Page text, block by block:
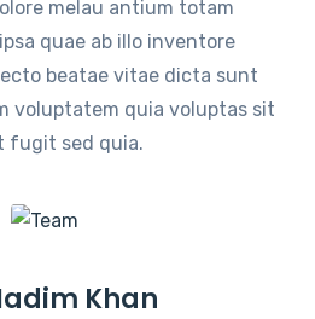
melau antium totam
quae ab illo inventore
beatae vitae dicta sunt
voluptatem quia voluptas sit
fugit sed quia.
Khan